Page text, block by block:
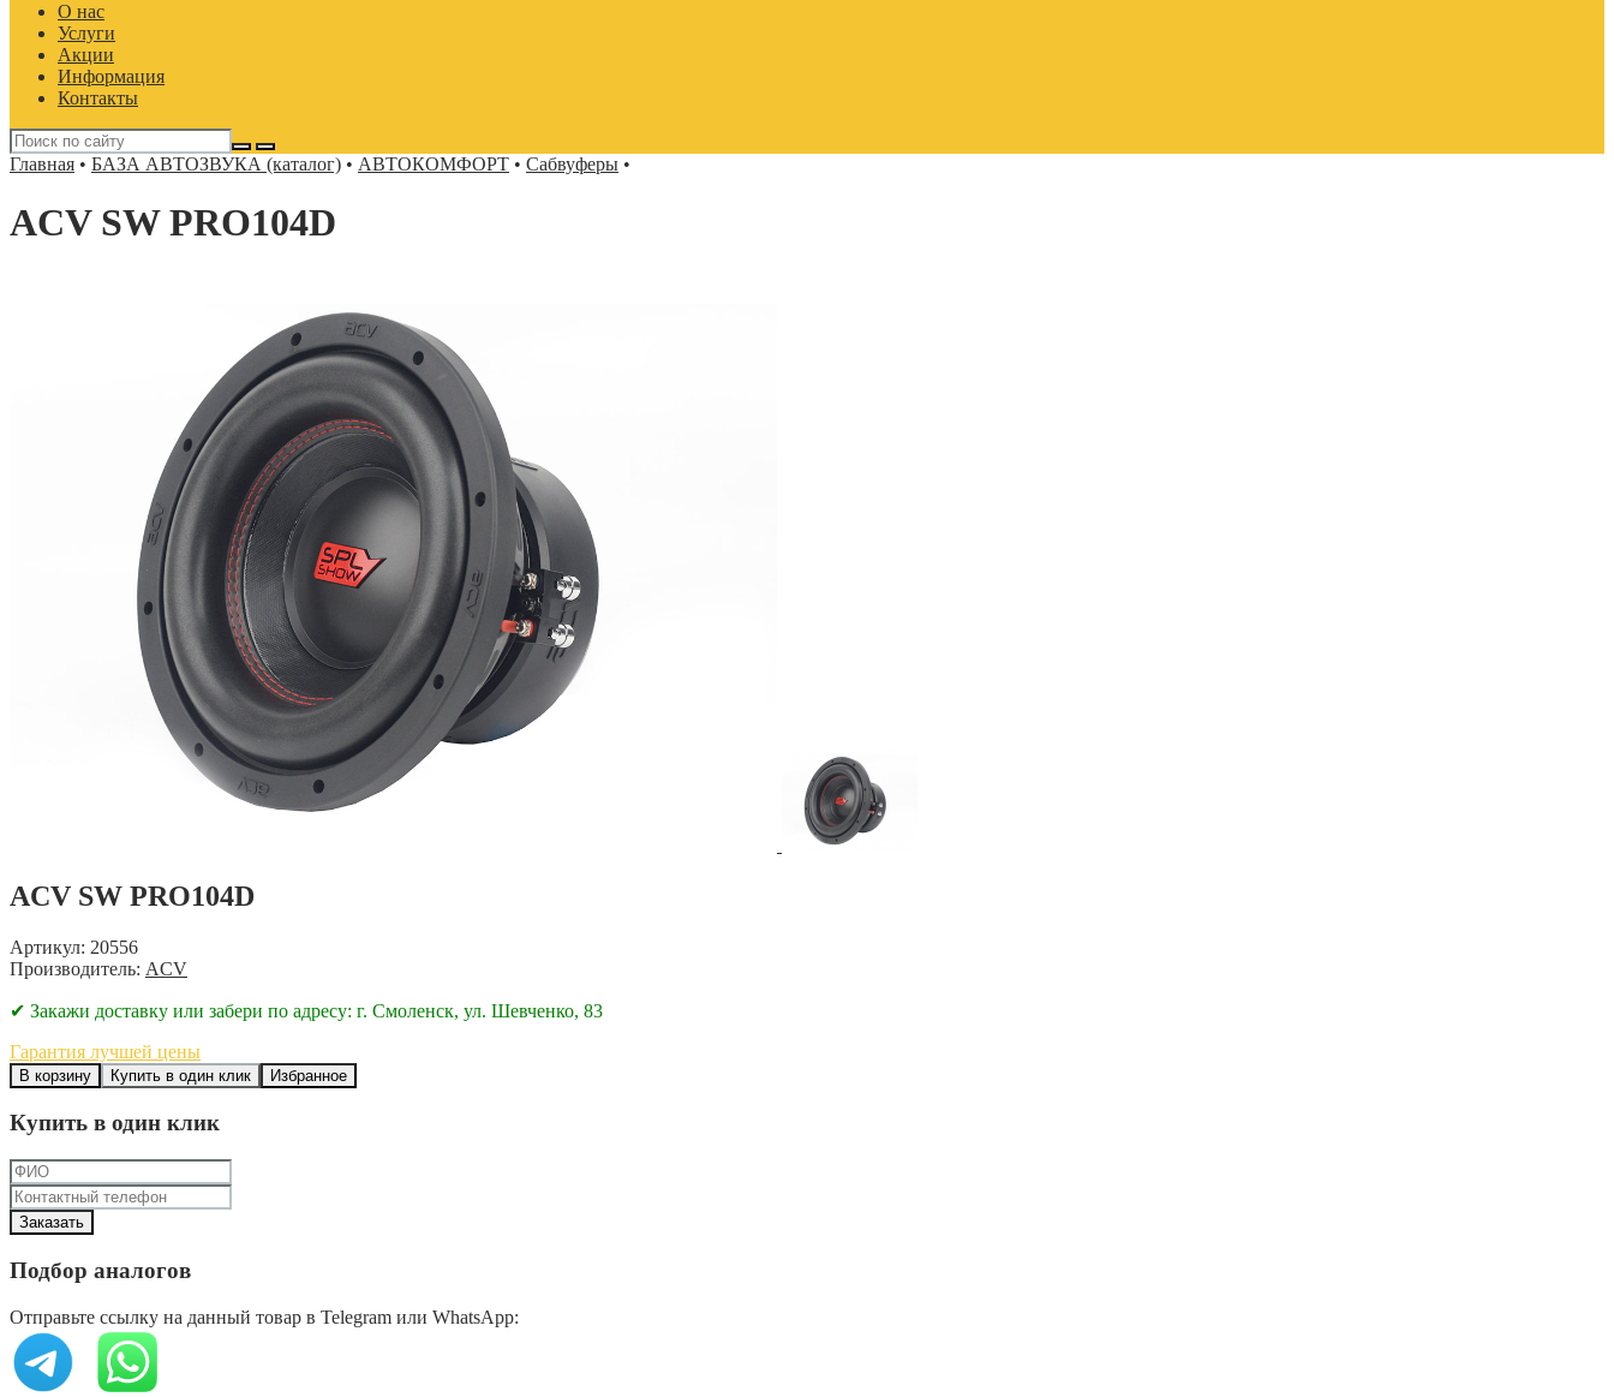
О нас
Услуги
Акции
Информация
Контакты
Главная • БАЗА АВТОЗВУКА (каталог) • АВТОКОМФОРТ • Сабвуферы •
ACV SW PRO104D
ACV SW PRO104D
Артикул: 20556
Производитель: ACV
✔ Закажи доставку или забери по адресу: г. Смоленск, ул. Шевченко, 83
Гарантия лучшей цены
В корзину Купить в один клик Избранное
Купить в один клик
Подбор аналогов
Отправьте ссылку на данный товар в Telegram или WhatsApp: